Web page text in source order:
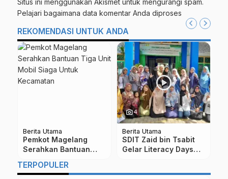
Pelajari bagaimana data komentar Anda diproses
REKOMENDASI UNTUK ANDA
Berita Utama
Pemkot Magelang
Serahkan Bantuan
Untuk Kecamatan
photo_camera4
Berita Utama
SDIT Zaid bin Tsabit
Gelar Literacy Days
TERPOPULER